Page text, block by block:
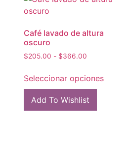
Café lavado de altura
oscuro
$205.00 - $366.00
Seleccionar opciones
Add To Wishlist